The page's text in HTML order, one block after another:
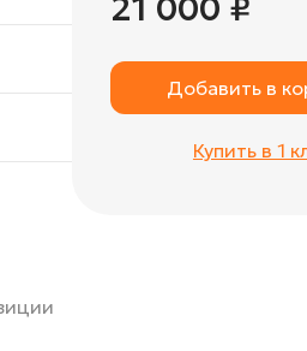
21 000 ₽
Добавить в
Купить в 1